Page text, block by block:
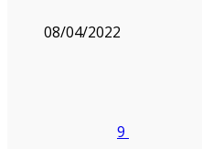
08/04/2022
9